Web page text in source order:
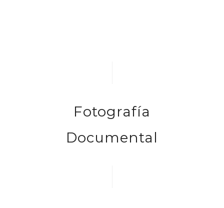
Fotografía
Documental